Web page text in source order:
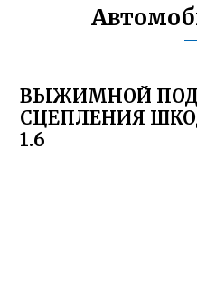
ВЫЖИМНОЙ
СЦЕПЛЕНИЯ
1.6